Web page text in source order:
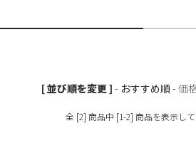
[ 並び順を変更 ] - おすすめ順- 価
全 [2] 商品中 [1-2] 商品を表示し